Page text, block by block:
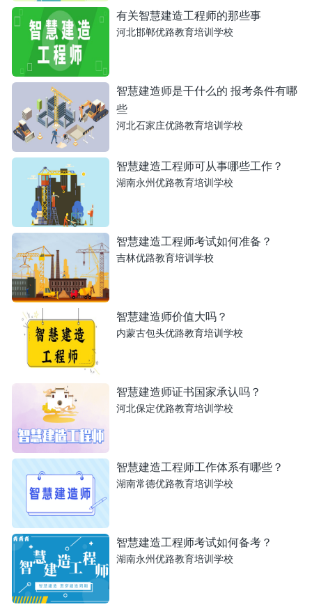
有关智慧建造工程师的那些事
河北邯郸优路教育培训学校
智慧建造师是干什么的 报考条件有哪
些
河北石家庄优路教育培训学校
智慧建造工程师可从事哪些工作？
湖南永州优路教育培训学校
智慧建造工程师考试如何准备？
吉林优路教育培训学校
智慧建造师价值大吗？
内蒙古包头优路教育培训学校
智慧建造师证书国家承认吗？
河北保定优路教育培训学校
智慧建造工程师工作体系有哪些？
湖南常德优路教育培训学校
智慧建造工程师考试如何备考？
湖南永州优路教育培训学校